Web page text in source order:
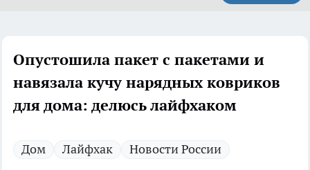
Опустошила пакет с пакетами и
навязала кучу нарядных ковриков
для дома: делюсь лайфхаком
Дом Лайфхак Новости России